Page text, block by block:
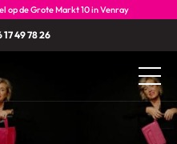
op de Grote Markt 10 in Venray
17 49 78 26